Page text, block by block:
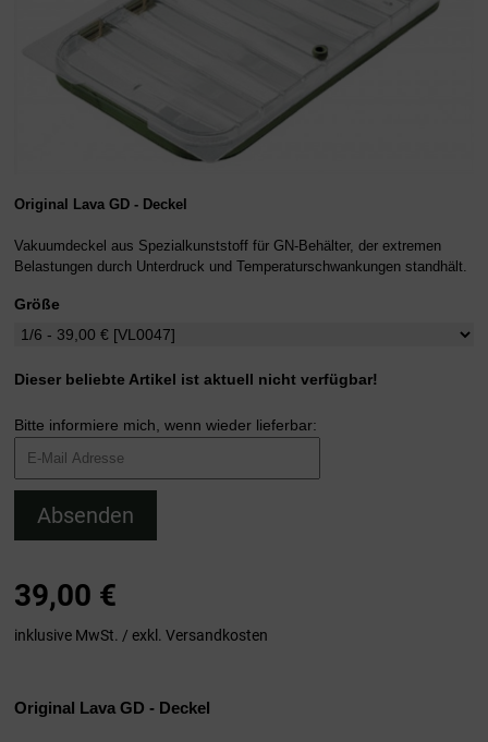
Original Lava GD - Deckel
Vakuumdeckel aus Spezialkunststoff für GN-Behälter, der extremen
Belastungen durch Unterdruck und Temperaturschwankungen standhält.
Größe
Dieser beliebte Artikel ist aktuell nicht verfügbar!
Bitte informiere mich, wenn wieder lieferbar:
Absenden
39,00 €
inklusive MwSt. / exkl. Versandkosten
Original Lava GD - Deckel